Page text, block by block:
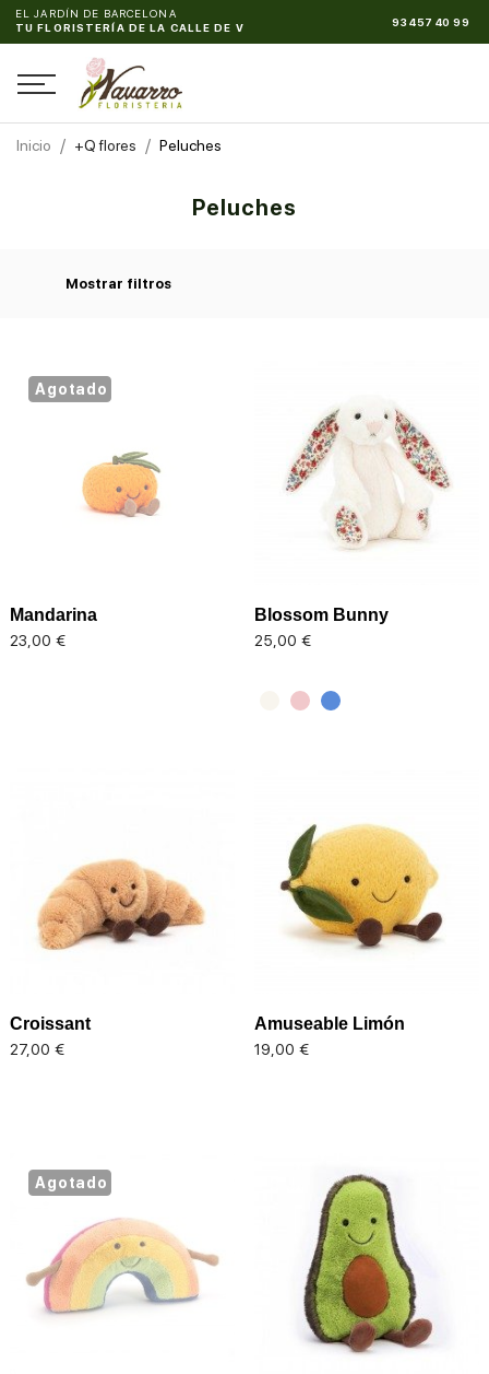
EL JARDÍN DE BARCELONA
TU FLORISTERÍA DE LA
93 457 40 99
Inicio +Q flores Peluches
Peluches
Mostrar filtros
Agotado
Mandarina
Precio
23,00 €
Blossom Bunny
Precio
25,00 €
Croissant
Precio
27,00 €
Amuseable Limón
Precio
19,00 €
Agotado